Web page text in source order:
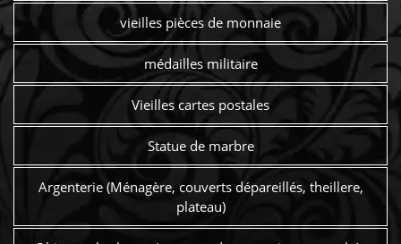
vieilles pièces de monnaie
médailles militaire
Vieilles cartes postales
Statue de marbre
Argenterie (Ménagère, couverts dépareillés, theillere,
plateau)